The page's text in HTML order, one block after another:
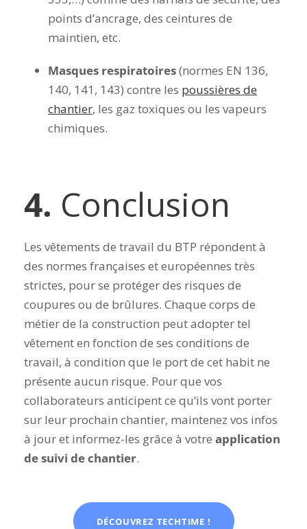
points d’ancrage, des ceintures de
maintien, etc.
Masques respiratoires(normes EN 136,
140, 141, 143) contre les poussières de
chantier, les gaz toxiques ou les vapeurs
chimiques.
4. Conclusion
Les vêtements de travail du BTP répondent à
des normes françaises et européennes très
strictes, pour se protéger des risques de
coupures ou de brûlures. Chaque corps de
métier de la construction peut adopter tel
vêtement en fonction de ses conditions de
travail, à condition que le port de cet habit ne
présente aucun risque. Pour que vos
collaborateurs anticipent ce qu’ils vont porter
sur leur prochain chantier, maintenez vos infos
à jour et informez-les grâce à votre application
de suivi de chantier.
DÉCOUVREZ TECHTIME !